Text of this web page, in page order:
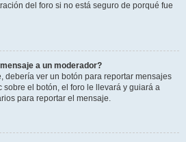
del foro si no está seguro de porqué fue
a un moderador?
debería ver un botón para reportar mensajes
el botón, el foro le llevará y guiará a
para reportar el mensaje.